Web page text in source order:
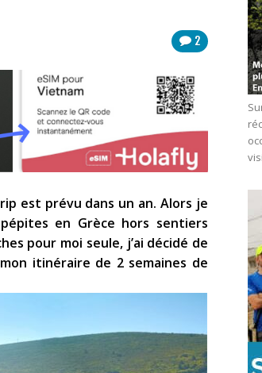
2
est prévu dans un an. Alors je
en Grèce hors sentiers
pour moi seule, j’ai décidé de
itinéraire de 2 semaines de